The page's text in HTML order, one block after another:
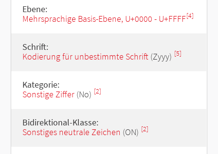
Ebene:
Mehrsprachige Basis-Ebene, U+0000 - U+FFFF[4]
Schrift:
Kodierung für unbestimmte Schrift(Zyyy) [5]
Kategorie:
Sonstige Ziffer(No) [2]
Bidirektional-Klasse:
Sonstiges neutrale Zeichen (ON) [2]